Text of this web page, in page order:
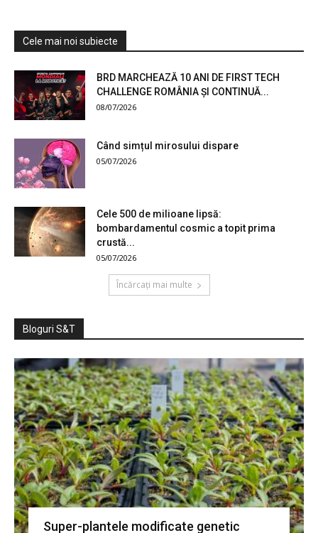
Cele mai noi subiecte
BRD MARCHEAZĂ 10 ANI DE FIRST TECH
CHALLENGE ROMÂNIA ȘI CONTINUĂ...
08/07/2026
Când simțul mirosului dispare
05/07/2026
Cele 500 de milioane lipsă:
bombardamentul cosmic a topit prima
crustă...
05/07/2026
Încărcați mai multe
Bloguri S&T
Super-plantele modificate genetic